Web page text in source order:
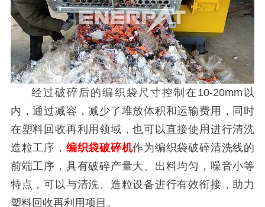
经过破碎后的编织袋尺寸控制在10-20mm以
内，通过减容，减少了堆放体积和运输费用，同时
在塑料回收再利用领域，也可以直接使用进行清洗
造粒工序， 编织袋破碎机作为编织袋破碎清洗线的
前端工序，具有破碎产量大、出料均匀，噪音小等
特点，可以与清洗、造粒设备进行有效衔接，助力
塑料回收再利用项目。